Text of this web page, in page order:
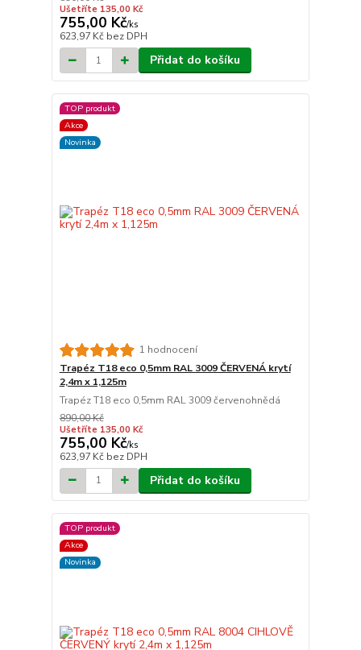
Ušetříte 135,00 Kč
755,00 Kč/ks
623,97 Kč bez DPH
Přidat do košíku
TOP produkt
Akce
Novinka
1 hodnocení
Trapéz T18 eco 0,5mm RAL 3009 ČERVENÁ krytí
2,4m x 1,125m
Trapéz T18 eco 0,5mm RAL 3009 červenohnědá
890,00 Kč
Ušetříte 135,00 Kč
755,00 Kč/ks
623,97 Kč bez DPH
Přidat do košíku
TOP produkt
Akce
Novinka